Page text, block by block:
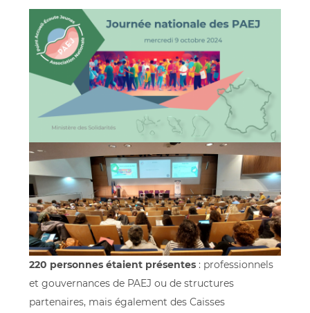
220 personnes étaient présentes : professionnels
et gouvernances de PAEJ ou de structures
partenaires, mais également des Caisses